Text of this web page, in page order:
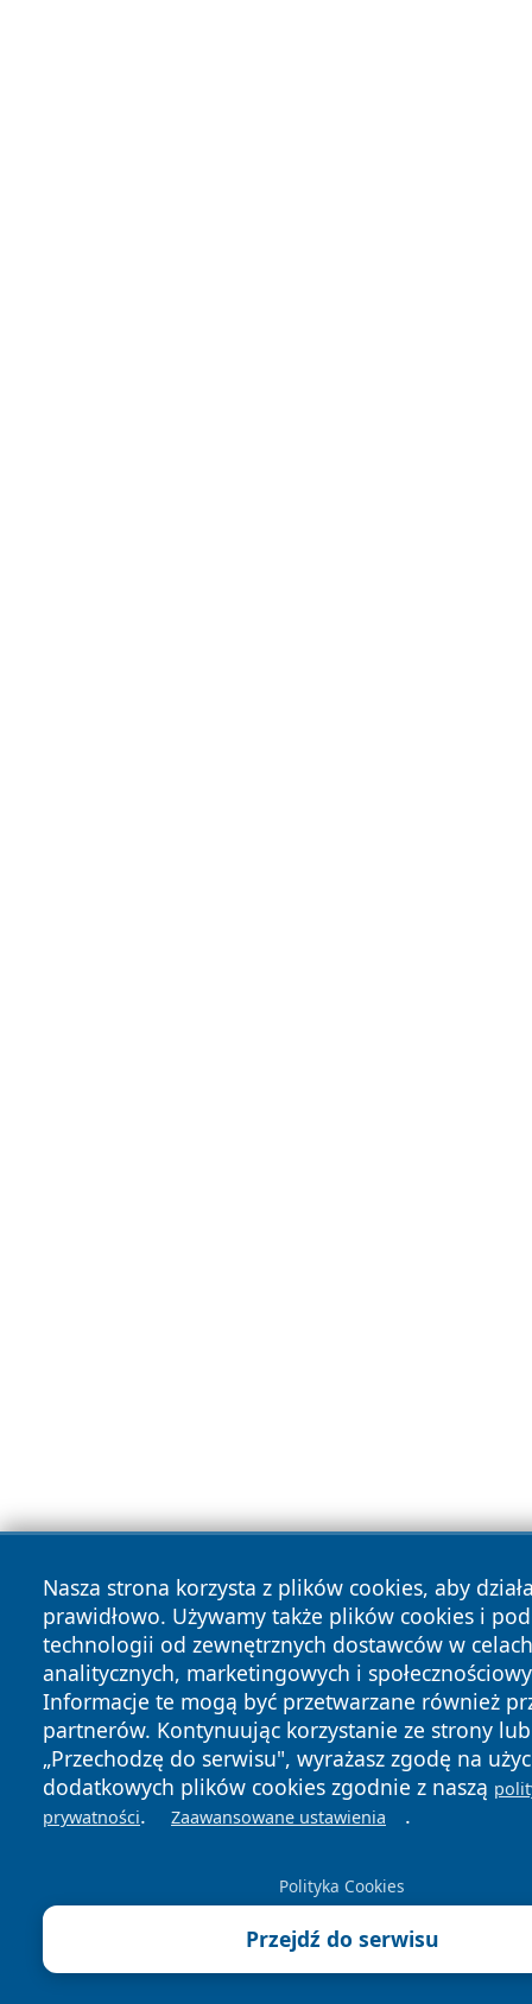
Nasza strona korzysta z plików cookies, aby
prawidłowo. Używamy także plików cookies i
technologii od zewnętrznych dostawców w celach
analitycznych, marketingowych i
Informacje te mogą być przetwarzane również
partnerów. Kontynuując korzystanie ze strony
„Przechodzę do serwisu", wyrażasz zgodę na
dodatkowych plików cookies zgodnie z naszą
prywatności. Zaawansowane ustawienia .
Polityka Cookies
Przejdź do serwisu